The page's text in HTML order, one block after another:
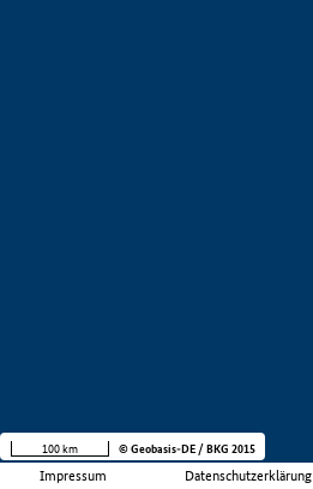
Impressum Datenschutzerklärung
100 km © Geobasis-DE / BKG 2015